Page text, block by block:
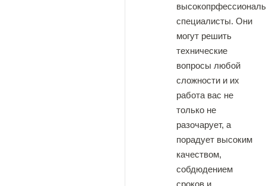
специалисты. Они
могут решить
технические
вопросы любой
сложности и их
работа вас не
только не
разочарует, а
порадует высоким
качеством,
собдюдением
сроков и